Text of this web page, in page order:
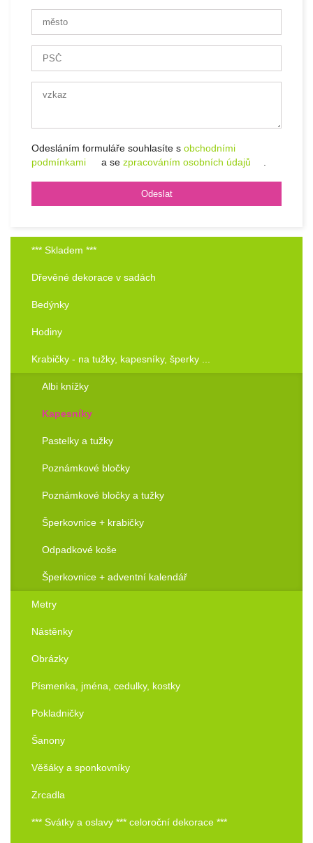
Odesláním formuláře souhlasíte s obchodními
podmínkami
a se zpracováním osobních údajů
*** Skladem ***
Dřevěné dekorace v sadách
Bedýnky
Hodiny
Krabičky - na tužky, kapesníky, šperky ...
Albi knížky
Kapesníky
Pastelky a tužky
Poznámkové bločky
Poznámkové bločky a tužky
Šperkovnice + krabičky
Odpadkové koše
Šperkovnice + adventní kalendář
Metry
Nástěnky
Obrázky
Písmenka, jména, cedulky, kostky
Pokladničky
Šanony
Věšáky a sponkovníky
Zrcadla
*** Svátky a oslavy *** celoroční dekorace ***